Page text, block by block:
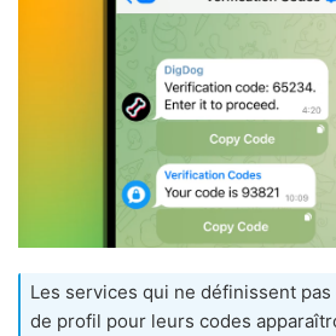
Les services qui ne définissent
de profil pour leurs codes